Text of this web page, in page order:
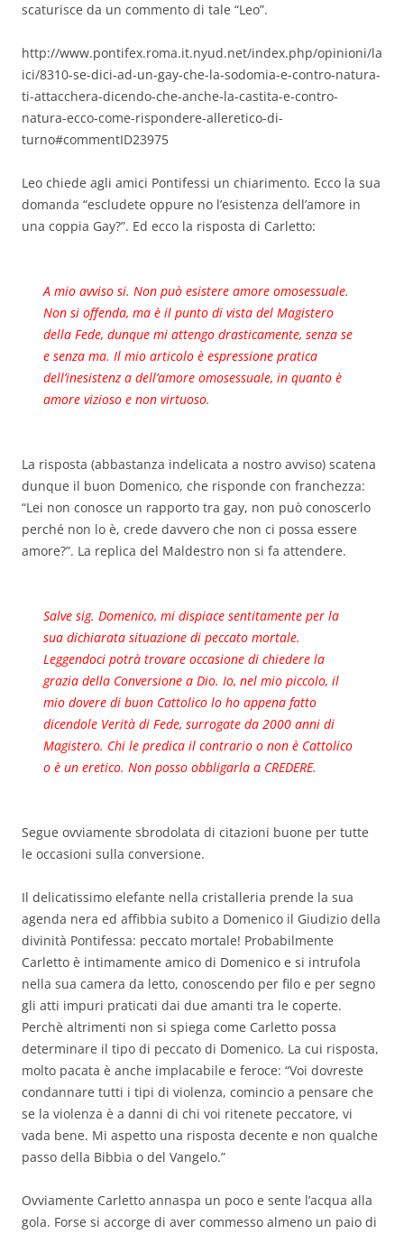
scaturisce da un commento di tale “Leo”.
http://www.pontifex.roma.it.nyud.net/index.php/opinioni/la
ici/8310-se-dici-ad-un-gay-che-la-sodomia-e-contro-natura-
ti-attacchera-dicendo-che-anche-la-castita-e-contro-
natura-ecco-come-rispondere-alleretico-di-
turno#commentID23975
Leo chiede agli amici Pontifessi un chiarimento. Ecco la sua
domanda “escludete oppure no l’esistenza dell’amore in
una coppia Gay?”. Ed ecco la risposta di Carletto:
A mio avviso si. Non può esistere amore omosessuale.
Non si offenda, ma è il punto di vista del Magistero
della Fede, dunque mi attengo drasticamente, senza se
e senza ma. Il mio articolo è espressione pratica
dell’inesistenz a dell’amore omosessuale, in quanto è
amore vizioso e non virtuoso.
La risposta (abbastanza indelicata a nostro avviso) scatena
dunque il buon Domenico, che risponde con franchezza:
“Lei non conosce un rapporto tra gay, non può conoscerlo
perché non lo è, crede davvero che non ci possa essere
amore?”. La replica del Maldestro non si fa attendere.
Salve sig. Domenico, mi dispiace sentitamente per la
sua dichiarata situazione di peccato mortale.
Leggendoci potrà trovare occasione di chiedere la
grazia della Conversione a Dio. Io, nel mio piccolo, il
mio dovere di buon Cattolico lo ho appena fatto
dicendole Verità di Fede, surrogate da 2000 anni di
Magistero. Chi le predica il contrario o non è Cattolico
o è un eretico. Non posso obbligarla a CREDERE.
Segue ovviamente sbrodolata di citazioni buone per tutte
le occasioni sulla conversione.
Il delicatissimo elefante nella cristalleria prende la sua
agenda nera ed affibbia subito a Domenico il Giudizio della
divinità Pontifessa: peccato mortale! Probabilmente
Carletto è intimamente amico di Domenico e si intrufola
nella sua camera da letto, conoscendo per filo e per segno
gli atti impuri praticati dai due amanti tra le coperte.
Perchè altrimenti non si spiega come Carletto possa
determinare il tipo di peccato di Domenico. La cui risposta,
molto pacata è anche implacabile e feroce: “Voi dovreste
condannare tutti i tipi di violenza, comincio a pensare che
se la violenza è a danni di chi voi ritenete peccatore, vi
vada bene. Mi aspetto una risposta decente e non qualche
passo della Bibbia o del Vangelo.”
Ovviamente Carletto annaspa un poco e sente l’acqua alla
gola. Forse si accorge di aver commesso almeno un paio di